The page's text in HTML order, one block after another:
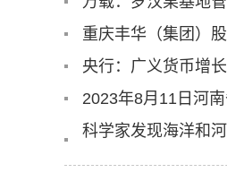
重庆丰华（集团）
央行：广义货币增
2023年8月11日河
科学家发现海洋和